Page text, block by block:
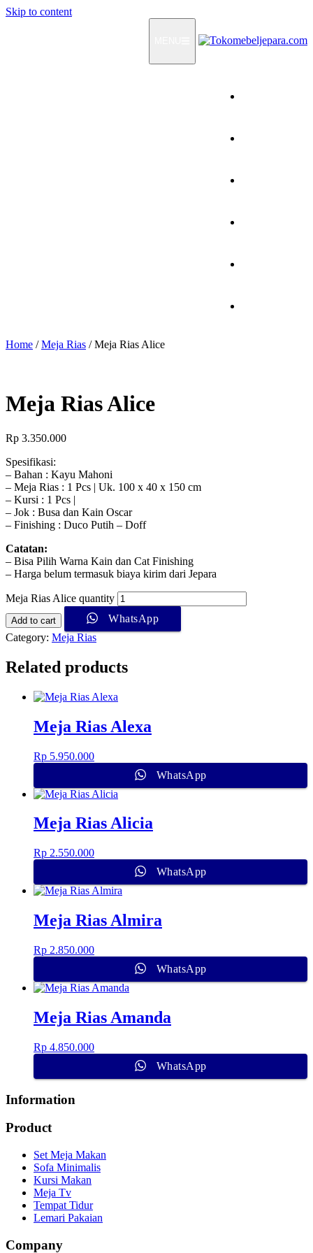
Skip to content
Home /Meja Rias / Meja Rias Alice
Meja Rias Alice
Rp 3.350.000
Spesifikasi:
– Bahan : Kayu Mahoni
– Meja Rias : 1 Pcs | Uk. 100 x 40 x 150 cm
– Kursi : 1 Pcs |
– Jok : Busa dan Kain Oscar
– Finishing : Duco Putih – Doff
Catatan:
– Bisa Pilih Warna Kain dan Cat Finishing
– Harga belum termasuk biaya kirim dari Jepara
Meja Rias Alice quantity
Add to cart
WhatsApp
Category: Meja Rias
Related products
Meja Rias Alexa
Rp 5.950.000
WhatsApp
Meja Rias Alicia
Rp 2.550.000
WhatsApp
Meja Rias Almira
Rp 2.850.000
WhatsApp
Meja Rias Amanda
Rp 4.850.000
WhatsApp
Information
Product
Set Meja Makan
Sofa Minimalis
Kursi Makan
Meja Tv
Tempat Tidur
Lemari Pakaian
Company